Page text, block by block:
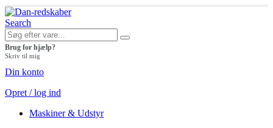
Search
Brug for hjælp?
Skriv til mig
Din konto
Opret / log ind
Maskiner & Udstyr